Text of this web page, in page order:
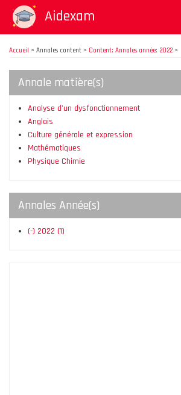
Aller
contenu
principal
Aidexam
Accueil > Annales content > Content: Annales année: 2022 >
Annale matière(s)
Analyse d'un dysfonctionnement
Anglais
Culture générale et expression
Mathématiques
Physique Chimie
Annales Année(s)
(-) 2022 (1)